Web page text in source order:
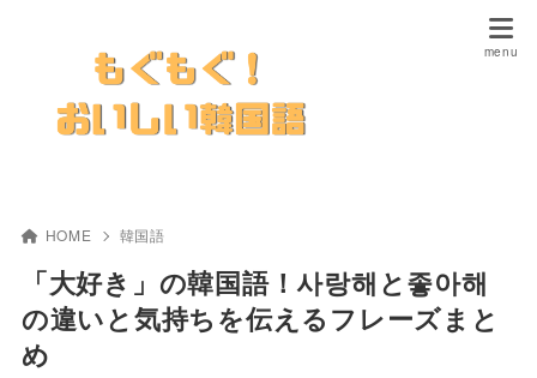
HOME 韓国語
「大好き」の韓国語！사랑해と좋아해
の違いと気持ちを伝えるフレーズまと
め